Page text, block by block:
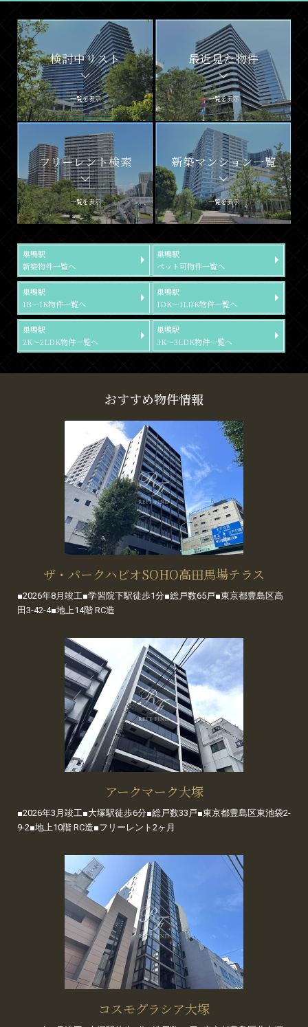
検討中リスト
一覧を表示
最近見た物件
一覧を表示
フリーレント検索
一覧を表示
新築マンション一覧
一覧を表示
巣鴨駅
新築物件一覧へ
巣鴨駅
ペット可物件一覧へ
巣鴨駅
1R～1K物件一覧へ
巣鴨駅
1DK～1LDK物件一覧へ
巣鴨駅
2K～2LDK物件一覧へ
巣鴨駅
3K～3LDK物件一覧へ
おすすめ物件情報
ザ・パークハビオSOHO高田馬場テラス
■2026年8月竣工■学習院下駅徒歩1分■総戸数65戸■東京都豊島区高
田3-42-4■地上14階 RC造
アークマーク大塚
■2026年3月竣工■大塚駅徒歩6分■総戸数33戸■東京都豊島区東池袋2-
9-2■地上10階 RC造■フリーレント2ヶ月
コスモグラシア大塚